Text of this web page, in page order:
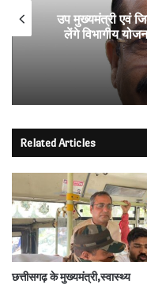
नांदघाट-मुंगेली
किए 21.81
अनुमोदन के
Related Articles
छत्तीसगढ़ के मुख्यमंत्री,स्वास्थ्य